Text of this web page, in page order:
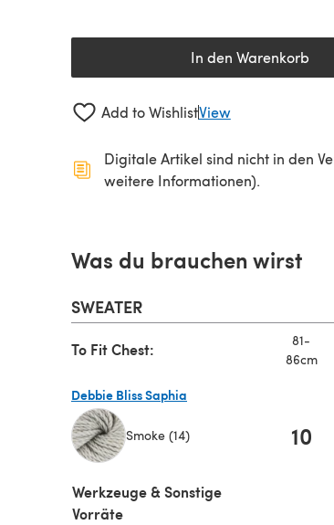
In den Warenkorb
Add to WishlistView
Digitale Artikel sind nicht in den
weitere Informationen).
Was du brauchen wirst
SWEATER
To Fit Chest:
81-
86cm
Debbie Bliss Saphia
Smoke (14) 10
Werkzeuge & Sonstige
Vorräte